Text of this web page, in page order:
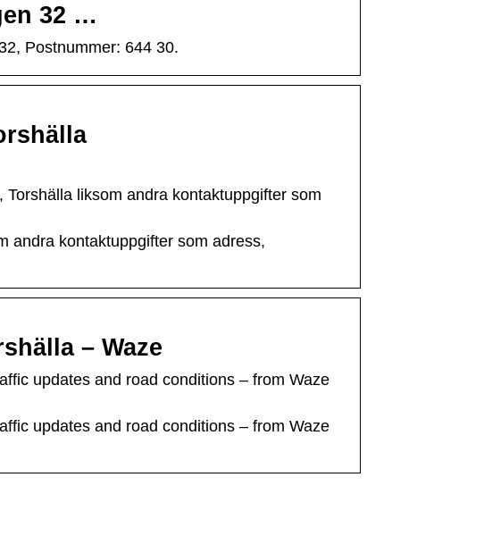
32 …
Postnummer: 644 30.
liksom andra kontaktuppgifter som
andra kontaktuppgifter som adress,
– Waze
updates and road conditions – from Waze
updates and road conditions – from Waze